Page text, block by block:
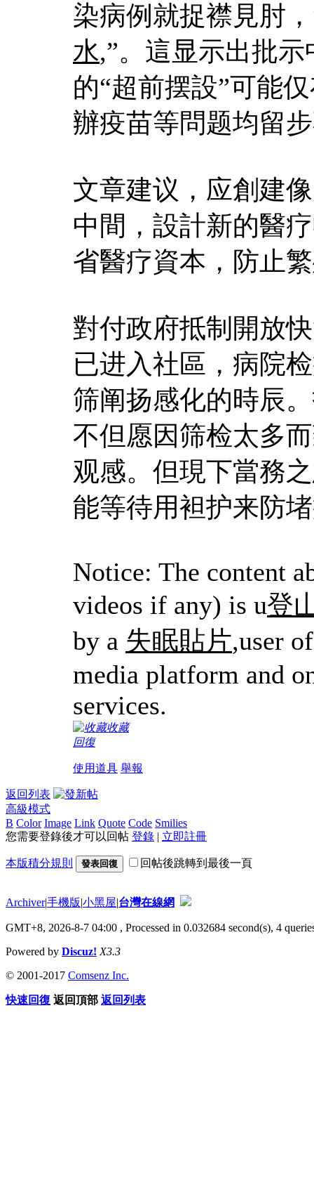
染病例就捉襟見肘
水,”。這显示出批
的“超前摆設”可能
辦疫苗等問题均留
文章建议，应創建
中間，設計新的醫
省醫疗資本，防止
對付政府抵制開放
已进入社區，病院
筛阐扬感化的時辰
不但愿因筛检太多
观感。但現下當務
能等待用袒护来防
Notice: The content
videos if any) is u登
by a 失眠貼片,user
media platform and
services.
收藏
回復
使用道具 舉報
返回列表
高級模式
B Color Image Link Quote Code Smilies
您需要登錄後才可以回帖 登錄 | 立即註冊
本版積分規則 發表回復 回帖後跳轉到最後一頁
Archiver|手機版|小黑屋|台灣在線網
GMT+8, 2026-8-7 04:00 , Processed in 0.032684 second(s), 4
Powered by Discuz! X3.3
© 2001-2017 Comsenz Inc.
快速回復 返回頂部 返回列表